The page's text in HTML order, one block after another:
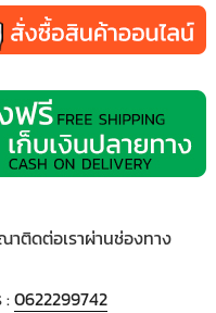
าติดต่อเราผ่านช่องทาง
:0622299742